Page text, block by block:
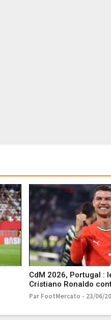
CdM 2026, Portugal :
Cristiano Ronaldo
Par FootMercato - 23/06/